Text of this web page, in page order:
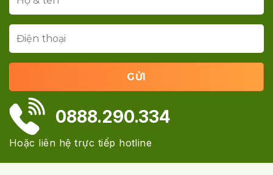
0888.290.334
Hoặc liên hệ trực tiếp hotline